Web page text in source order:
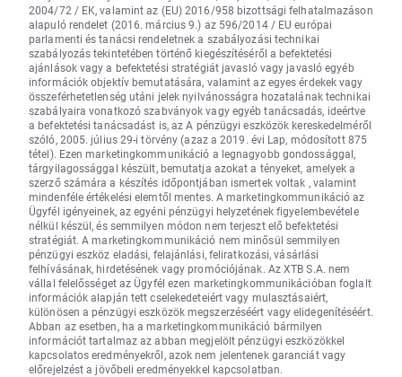
2004/72 / EK, valamint az (EU) 2016/958 bizottsági felhatalmazáson
alapuló rendelet (2016. március 9.) az 596/2014 / EU európai
parlamenti és tanácsi rendeletnek a szabályozási technikai
szabályozás tekintetében történő kiegészítéséről a befektetési
ajánlások vagy a befektetési stratégiát javasló vagy javasló egyéb
információk objektív bemutatására, valamint az egyes érdekek vagy
összeférhetetlenség utáni jelek nyilvánosságra hozatalának technikai
szabályaira vonatkozó szabványok vagy egyéb tanácsadás, ideértve
a befektetési tanácsadást is, az A pénzügyi eszközök kereskedelméről
szóló, 2005. július 29-i törvény (azaz a 2019. évi Lap, módosított 875
tétel). Ezen marketingkommunikáció a legnagyobb gondossággal,
tárgyilagossággal készült, bemutatja azokat a tényeket, amelyek a
szerző számára a készítés időpontjában ismertek voltak , valamint
mindenféle értékelési elemtől mentes. A marketingkommunikáció az
Ügyfél igényeinek, az egyéni pénzügyi helyzetének figyelembevétele
nélkül készül, és semmilyen módon nem terjeszt elő befektetési
stratégiát. A marketingkommunikáció nem minősül semmilyen
pénzügyi eszköz eladási, felajánlási, feliratkozási, vásárlási
felhívásának, hirdetésének vagy promóciójának. Az XTB S.A. nem
vállal felelősséget az Ügyfél ezen marketingkommunikációban foglalt
információk alapján tett cselekedeteiért vagy mulasztásaiért,
különösen a pénzügyi eszközök megszerzéséért vagy elidegenítéséért.
Abban az esetben, ha a marketingkommunikáció bármilyen
információt tartalmaz az abban megjelölt pénzügyi eszközökkel
kapcsolatos eredményekről, azok nem jelentenek garanciát vagy
előrejelzést a jövőbeli eredményekkel kapcsolatban.